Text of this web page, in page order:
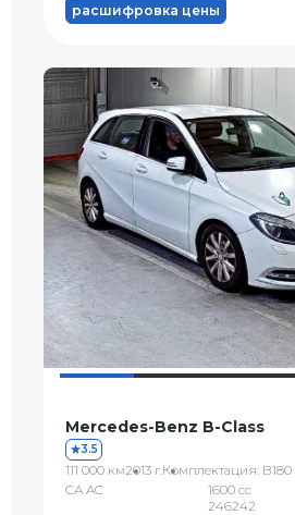
расшифровка цены
Mercedes-Benz B-Class
3.5
111 000 км2013 г.Комплектация: B180
CA AC
1600 сс
246242